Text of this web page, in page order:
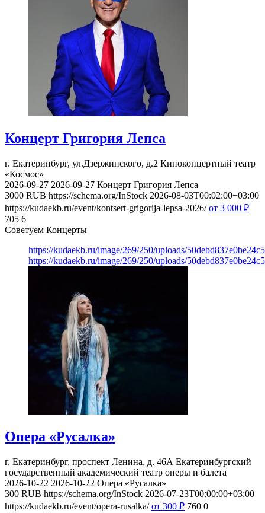
Концерт Григория Лепса
г. Екатеринбург, ул.Дзержинского, д.2 Киноконцертный театр
«Космос»
2026-09-27 2026-09-27 Концерт Григория Лепса
3000 RUB https://schema.org/InStock 2026-08-03T00:02:00+03:00
https://kudaekb.ru/event/kontsert-grigorija-lepsa-2026/ от 3 000 ₽
705 6
Советуем Концерты
https://kudaekb.ru/image/269/250/uploads/
https://kudaekb.ru/image/269/250/uploads/
Опера «Русалка»
г. Екатеринбург, проспект Ленина, д. 46А Екатеринбургский
государственный академический театр оперы и балета
2026-10-22 2026-10-22 Опера «Русалка»
300 RUB https://schema.org/InStock 2026-07-23T00:00:00+03:00
https://kudaekb.ru/event/opera-rusalka/ от 300 ₽ 760 0